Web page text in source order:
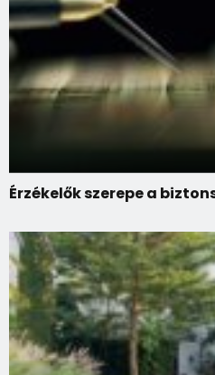
Érzékelők szerepe a